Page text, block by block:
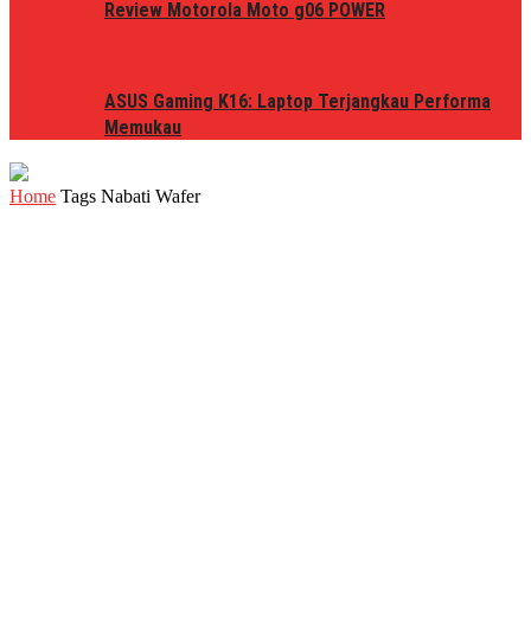
Review Motorola Moto g06 POWER
ASUS Gaming K16: Laptop Terjangkau Performa
Memukau
Home Tags Nabati Wafer